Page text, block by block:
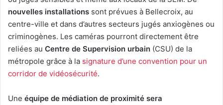
nouvelles installations sont prévues à Bellecroix, au
centre-ville et dans d’autres secteurs jugés anxiogènes ou
criminogènes. Les caméras pourront directement être
reliées au Centre de Supervision urbain (CSU) de la
métropole grâce à la signature d’une convention pour un
corridor de vidéosécurité.
Une équipe de médiation de proximité sera